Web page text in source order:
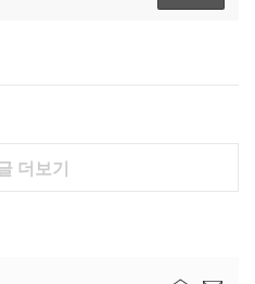
더보기